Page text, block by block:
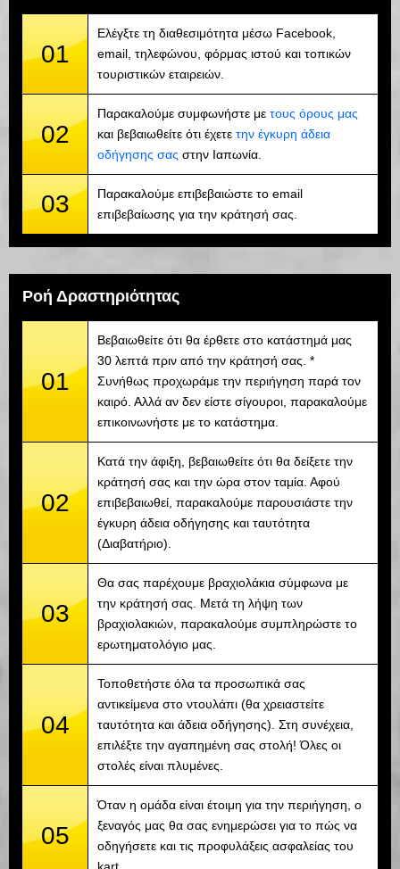
01
Ελέγξτε τη διαθεσιμότητα μέσω Facebook,
email, τηλεφώνου, φόρμας ιστού και τοπικών
τουριστικών εταιρειών.
02
Παρακαλούμε συμφωνήστε με τους όρους μας
και βεβαιωθείτε ότι έχετε την έγκυρη άδεια
οδήγησης σας στην Ιαπωνία.
03
Παρακαλούμε επιβεβαιώστε το email
επιβεβαίωσης για την κράτησή σας.
Ροή Δραστηριότητας
01
Βεβαιωθείτε ότι θα έρθετε στο κατάστημά μας
30 λεπτά πριν από την κράτησή σας. *
Συνήθως προχωράμε την περιήγηση παρά τον
καιρό. Αλλά αν δεν είστε σίγουροι, παρακαλούμε
επικοινωνήστε με το κατάστημα.
02
Κατά την άφιξη, βεβαιωθείτε ότι θα δείξετε την
κράτησή σας και την ώρα στον ταμία. Αφού
επιβεβαιωθεί, παρακαλούμε παρουσιάστε την
έγκυρη άδεια οδήγησης και ταυτότητα
(Διαβατήριο).
03
Θα σας παρέχουμε βραχιολάκια σύμφωνα με
την κράτησή σας. Μετά τη λήψη των
βραχιολακιών, παρακαλούμε συμπληρώστε το
ερωτηματολόγιο μας.
04
Τοποθετήστε όλα τα προσωπικά σας
αντικείμενα στο ντουλάπι (θα χρειαστείτε
ταυτότητα και άδεια οδήγησης). Στη συνέχεια,
επιλέξτε την αγαπημένη σας στολή! Όλες οι
στολές είναι πλυμένες.
05
Όταν η ομάδα είναι έτοιμη για την περιήγηση, ο
ξεναγός μας θα σας ενημερώσει για το πώς να
οδηγήσετε και τις προφυλάξεις ασφαλείας του